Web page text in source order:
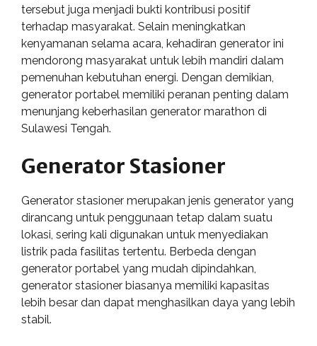
tersebut juga menjadi bukti kontribusi positif
terhadap masyarakat. Selain meningkatkan
kenyamanan selama acara, kehadiran generator ini
mendorong masyarakat untuk lebih mandiri dalam
pemenuhan kebutuhan energi. Dengan demikian,
generator portabel memiliki peranan penting dalam
menunjang keberhasilan generator marathon di
Sulawesi Tengah.
Generator Stasioner
Generator stasioner merupakan jenis generator yang
dirancang untuk penggunaan tetap dalam suatu
lokasi, sering kali digunakan untuk menyediakan
listrik pada fasilitas tertentu. Berbeda dengan
generator portabel yang mudah dipindahkan,
generator stasioner biasanya memiliki kapasitas
lebih besar dan dapat menghasilkan daya yang lebih
stabil.